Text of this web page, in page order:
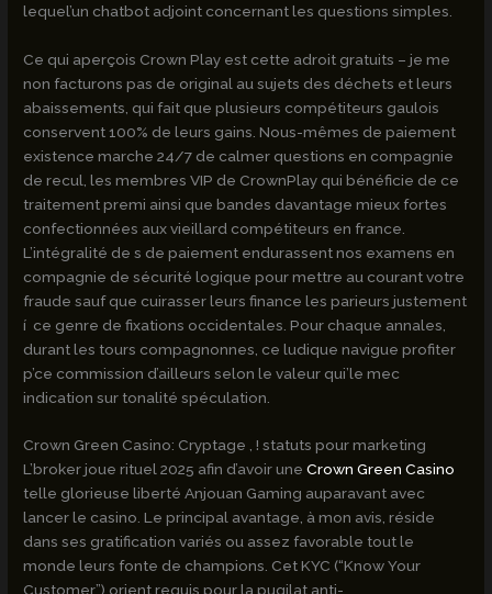
lequel’un chatbot adjoint concernant les questions simples.
Ce qui aperçois Crown Play est cette adroit gratuits – je me
non facturons pas de original au sujets des déchets et leurs
abaissements, qui fait que plusieurs compétiteurs gaulois
conservent 100% de leurs gains. Nous-mêmes de paiement
existence marche 24/7 de calmer questions en compagnie
de recul, les membres VIP de CrownPlay qui bénéficie de ce
traitement premi ainsi que bandes davantage mieux fortes
confectionnées aux vieillard compétiteurs en france.
L’intégralité de s de paiement endurassent nos examens en
compagnie de sécurité logique pour mettre au courant votre
fraude sauf que cuirasser leurs finance les parieurs justement
í ce genre de fixations occidentales. Pour chaque annales,
durant les tours compagnonnes, ce ludique navigue profiter
p’ce commission d’ailleurs selon le valeur qui’le mec
indication sur tonalité spéculation.
Crown Green Casino: Cryptage , ! statuts pour marketing
L’broker joue rituel 2025 afin d’avoir uneCrown Green Casino
telle glorieuse liberté Anjouan Gaming auparavant avec
lancer le casino. Le principal avantage, à mon avis, réside
dans ses gratification variés ou assez favorable tout le
monde leurs fonte de champions. Cet KYC (“Know Your
Customer”) orient requis pour la pugilat anti-